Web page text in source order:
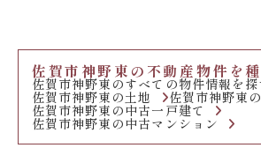
佐賀市神野東の不動産物件を
佐賀市神野東のすべての物件情報を探
佐賀市神野東の土地 佐賀市神野東
佐賀市神野東の中古一戸建て
佐賀市神野東の中古マンション